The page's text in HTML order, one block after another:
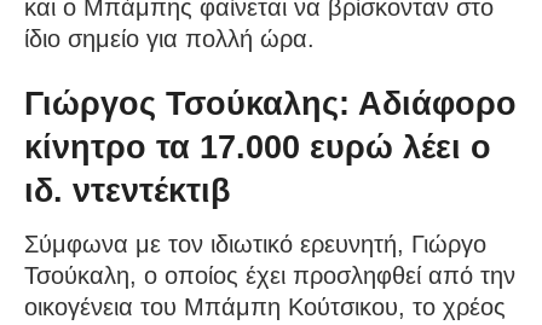
και ο Μπάμπης φαίνεται να βρίσκονταν στο
ίδιο σημείο για πολλή ώρα.
Γιώργος Τσούκαλης: Αδιάφορο
κίνητρο τα 17.000 ευρώ λέει ο
ιδ. ντεντέκτιβ
Σύμφωνα με τον ιδιωτικό ερευνητή, Γιώργο
Τσούκαλη, ο οποίος έχει προσληφθεί από την
οικογένεια του Μπάμπη Κούτσικου, το χρέος